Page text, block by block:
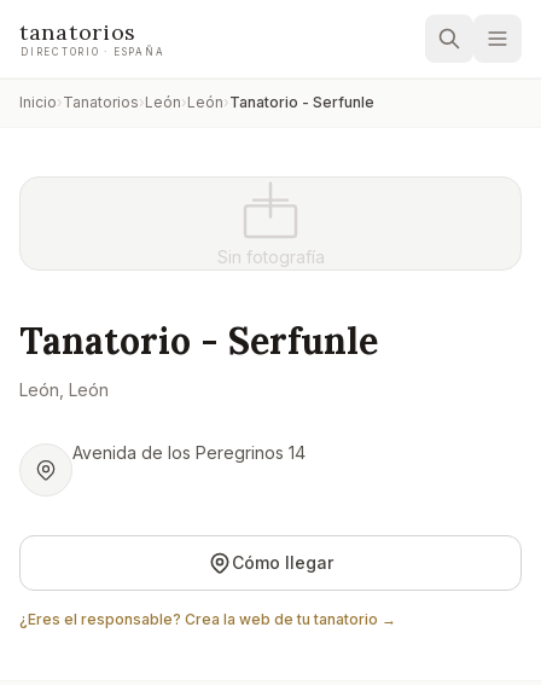
tanatorios
DIRECTORIO · ESPAÑA
Inicio›Tanatorios›León›León›Tanatorio - Serfunle
Tanatorio - Serfunle
León , León
Avenida de los Peregrinos 14
Cómo llegar
¿Eres el responsable? Crea la web de tu tanatorio →
Sin fotografía